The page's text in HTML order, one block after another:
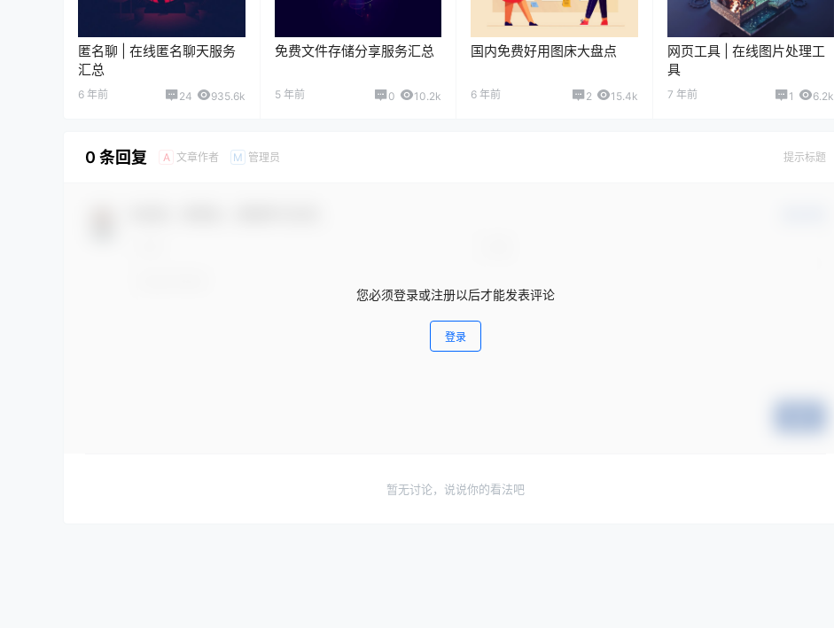
匿名聊 | 在线匿名聊天服务
汇总
6 年前 24 935.6k
免费文件存储分享服务汇总
5 年前 0 10.2k
国内免费好用图床大盘点
6 年前 2 15.4k
网页工具 | 在线图片处理工
具
7 年前 1 6.2k
0 条回复 A 文章作者 M 管理员 提示标题
您必须登录或注册以后才能发表评论
登录
暂无讨论，说说你的看法吧